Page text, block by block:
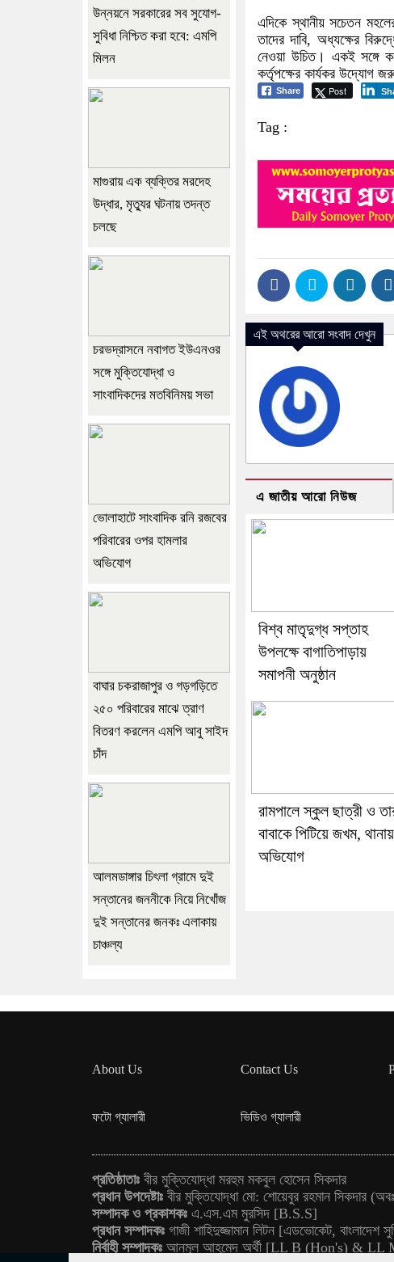
এদিকে স্থানীয় সচেতন
তাদের দাবি, অধ্যক্ষের
নেওয়া উচিত। একই সঙ্গে
কর্তৃপক্ষের কার্যকর উদ্যোগ
Share Post
Tag :
এই অথরের আরো সংবাদ দেখুন
এ জাতীয় আরো নিউজ
বিশ্ব মাতৃদুগ্ধ সপ্তাহ
উপলক্ষে বাগাতিপাড়ায়
সমাপনী অনুষ্ঠান
রামপালে স্কুল ছাত্রী ও
বাবাকে পিটিয়ে জখম, থানায়
অভিযোগ
উন্নয়নে সরকারের সব সুযোগ-
সুবিধা নিশ্চিত করা হবে: এমপি
মিলন
মাগুরায় এক ব্যক্তির মরদেহ
উদ্ধার, মৃত্যুর ঘটনায় তদন্ত
চলছে
চরভদ্রাসনে নবাগত ইউএনওর
সঙ্গে মুক্তিযোদ্ধা ও
সাংবাদিকদের মতবিনিময় সভা
ভোলাহাটে সাংবাদিক রনি রজবের
পরিবারের ওপর হামলার
অভিযোগ
বাঘার চকরাজাপুর ও গড়গড়িতে
২৫০ পরিবারের মাঝে ত্রাণ
বিতরণ করলেন এমপি আবু সাইদ
চাঁদ
আলমডাঙ্গার চিৎলা গ্রামে দুই
সন্তানের জননীকে নিয়ে নিখোঁজ
দুই সন্তানের জনকঃ এলাকায়
চাঞ্চল্য
About Us Contact Us
ফটো গ্যালারী ভিডিও গ্যালারী
প্রতিষ্ঠাতাঃ বীর মুক্তিযোদ্ধা মরহুম মকবুল হোসেন সিকদার
প্রধান উপদেষ্টাঃ বীর মুক্তিযোদ্ধা মো: শোয়েবুর রহমান সিকদার
সম্পাদক ও প্রকাশকঃ এ.এস.এম মুরসিদ [B.S.S]
প্রধান সম্পাদকঃ গাজী শাহিদুজ্জামান লিটন [এডভোকেট, বাংলাদেশ
নির্বাহী সম্পাদকঃ আনমূল আহমেদ অর্থী [LL B (Hon's) & LL